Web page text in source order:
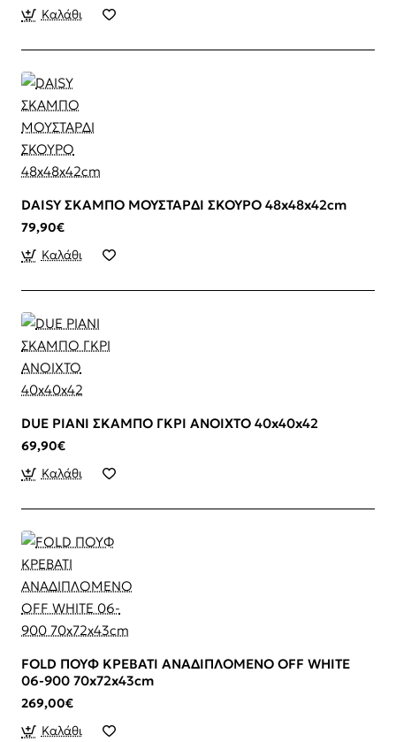
Καλάθι
DAISY ΣΚΑΜΠΟ ΜΟΥΣΤΑΡΔΙ ΣΚΟΥΡΟ 48x48x42cm
79,90€
Καλάθι
DUE PIANI ΣΚΑΜΠΟ ΓΚΡΙ ΑΝΟΙΧΤΟ 40x40x42
69,90€
Καλάθι
FOLD ΠΟΥΦ ΚΡΕΒΑΤΙ ΑΝΑΔΙΠΛΟΜΕΝΟ OFF WHITE
06-900 70x72x43cm
269,00€
Καλάθι